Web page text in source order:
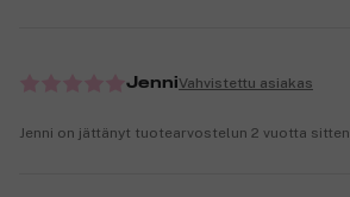
JenniVahvistettu asiakas
Jenni on jättänyt tuotearvostelun 2 vuotta sitten